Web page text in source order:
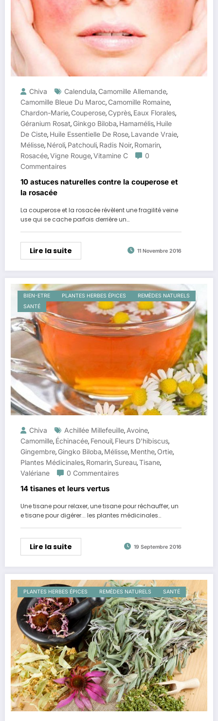
Chiva Calendula, Camomille Allemande,
Camomille Bleue Du Maroc, Camomille Romaine,
Chardon-Marie, Couperose, Cyprès, Eaux Florales,
Géranium Rosat, Ginkgo Biloba, Hamamélis, Huile
De Ciste, Huile Essentielle De Rose, Lavande Vraie,
Mélisse, Néroli, Patchouli, Radis Noir, Romarin,
Rosacée,Vigne Rouge,Vitamine C
0
Commentaires
10 astuces naturelles contre la couperose et
la rosacée
La couperose et la rosacée révèlent une fragilité veine
use qui se cache parfois derrière un…
Lire la suite 11 Novembre 2016
BIEN-ETRE PLANTES HERBES ÉPICES
REMÈDES NATURELS
SANTÉ
Chiva Achillée Millefeuille, Avoine,
Camomille, Échinacée, Fenouil, Fleurs D'hibiscus,
Gingembre, Gingko Biloba, Mélisse, Menthe, Ortie,
Plantes Médicinales, Romarin, Sureau,Tisane,
Valériane
0 Commentaires
14 tisanes et leurs vertus
Une tisane pour relaxer, une tisane pour réchauffer, un
e tisane pour digérer... les plantes médicinales…
Lire la suite 19 Septembre 2016
PLANTES HERBES ÉPICES REMÈDES NATURELS SANTÉ